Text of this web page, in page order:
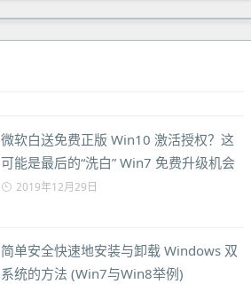
微软白送免费正版 Win10 激活授权？这
可能是最后的“洗白” Win7 免费升级机会
2019年12月29日
简单安全快速地安装与卸载 Windows 双
系统的方法 (Win7与Win8举例)